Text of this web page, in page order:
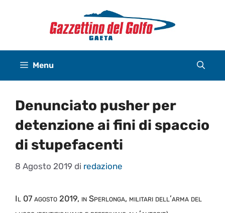
Menu
Denunciato pusher per
detenzione ai fini di spaccio
di stupefacenti
8 Agosto 2019 di redazione
Il 07 agosto 2019, in Sperlonga, militari dell’arma del